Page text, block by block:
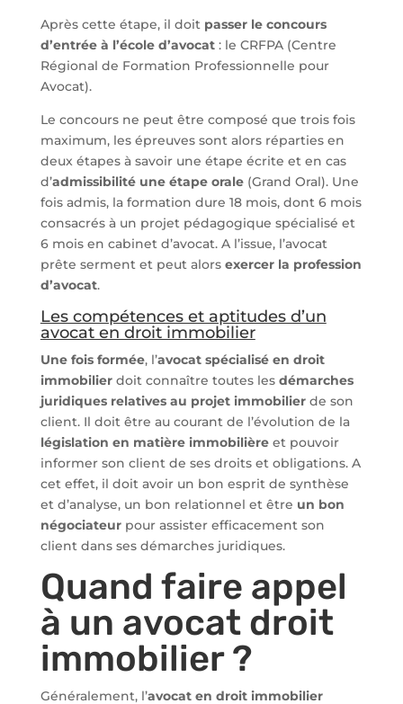
Après cette étape, il doit passer le concours
d’entrée à l’école d’avocat: le CRFPA (Centre
Régional de Formation Professionnelle pour
Avocat).
Le concours ne peut être composé que trois fois
maximum, les épreuves sont alors réparties en
deux étapes à savoir une étape écrite et en cas
d’admissibilité une étape orale(Grand Oral). Une
fois admis, la formation dure 18 mois, dont 6 mois
consacrés à un projet pédagogique spécialisé et
6 mois en cabinet d’avocat. A l’issue, l’avocat
prête serment et peut alors exercer la profession
d’avocat.
Les compétences et aptitudes d’un
avocat en droit immobilier
Une fois formée, l’avocat spécialisé en droit
immobilierdoit connaître toutes les démarches
juridiques relatives au projet immobilierde son
client. Il doit être au courant de l’évolution de la
législation en matière immobilièreet pouvoir
informer son client de ses droits et obligations. A
cet effet, il doit avoir un bon esprit de synthèse
et d’analyse, un bon relationnel et être un bon
négociateurpour assister efficacement son
client dans ses démarches juridiques.
Quand faire appel
à un avocat droit
immobilier ?
Généralement, l’avocat en droit immobilier